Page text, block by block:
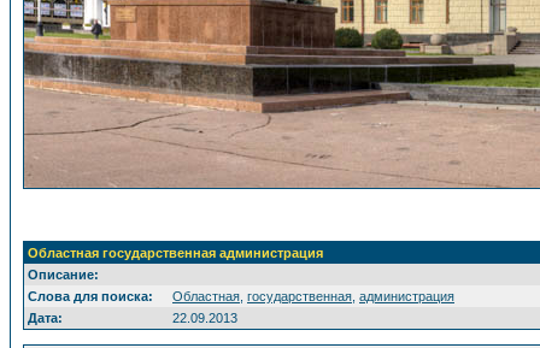
Областная государственная администрация
Описание:
Слова для поиска:
Областная государственная администрация
Дата:
22.09.2013